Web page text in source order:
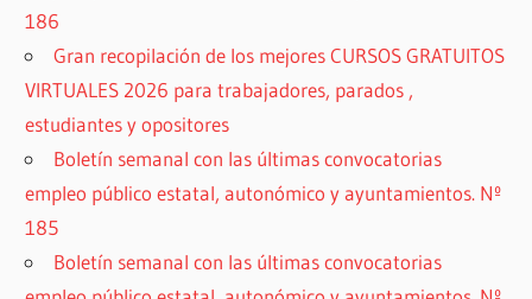
186
Gran recopilación de los mejores CURSOS GRATUITOS
VIRTUALES 2026 para trabajadores, parados ,
estudiantes y opositores
Boletín semanal con las últimas convocatorias
empleo público estatal, autonómico y ayuntamientos. Nº
185
Boletín semanal con las últimas convocatorias